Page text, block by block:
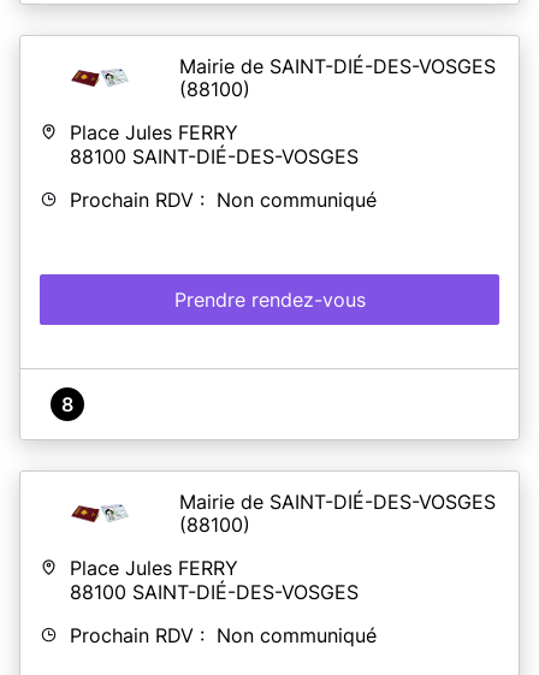
Mairie de SAINT-DIÉ-DES-VOSGES
(88100)
Place Jules FERRY
88100 SAINT-DIÉ-DES-VOSGES
Prochain RDV : Non communiqué
Prendre rendez-vous
8
Mairie de SAINT-DIÉ-DES-VOSGES
(88100)
Place Jules FERRY
88100 SAINT-DIÉ-DES-VOSGES
Prochain RDV : Non communiqué